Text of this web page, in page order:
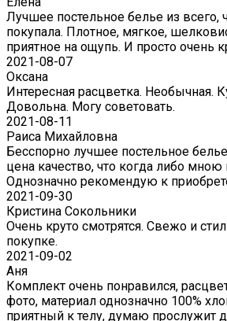
Лучшее постельное белье из всего,
покупала. Плотное, мягкое,
приятное на ощупь. И просто очень
2021-08-07
Оксана
Интересная расцветка. Необычная.
Довольна. Могу советовать.
2021-08-11
Раиса Михайловна
Бесспорно лучшее постельное
цена качество, что когда либо мною
Однозначно рекомендую к
2021-09-30
Кристина Сокольники
Очень круто смотрятся. Свежо и
покупке.
2021-09-02
Аня
Комплект очень понравился,
фото, материал однозначно 100%
приятный к телу, думаю прослужит